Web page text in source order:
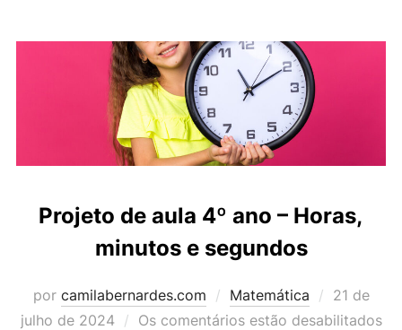
Projeto de aula 4º ano – Horas,
minutos e segundos
por camilabernardes.com Matemática
Postado
em
21 de
julho de 2024
Os comentários estão desabilitados